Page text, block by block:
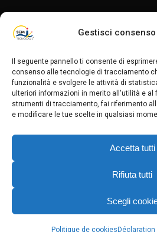
Gestisci
Il seguente pannello ti consente di
consenso alle tecnologie di tracciamento
funzionalità e svolgere le attività di
ulteriori informazioni in merito all'utilità e al
strumenti di tracciamento, fai riferimento
e modificare le tue scelte in qualsiasi
Accetta tutti
Rifiuta tutti
Scegli
Politique de cookies
ISO 14001:2015
Politica per la qualità e